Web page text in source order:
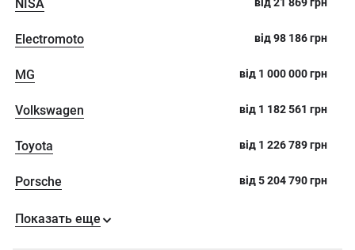
NISA від21 869грн
Electromoto від98 186грн
MG від 1 000 000грн
Volkswagen від 1 182 561 грн
Toyota від 1 226 789грн
Porsche від5 204 790грн
Показать еще